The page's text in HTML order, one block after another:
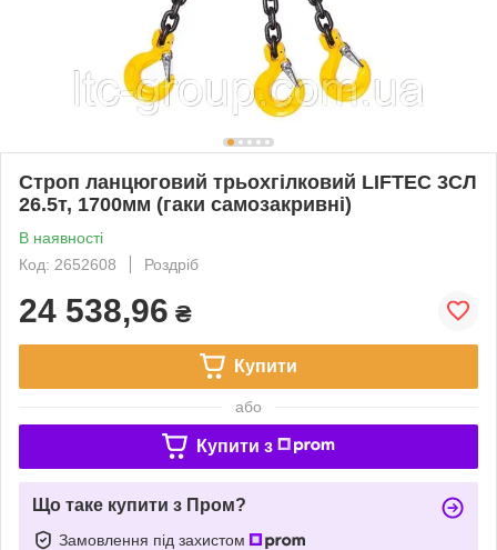
Строп ланцюговий трьохгілковий LIFTEC 3СЛ
26.5т, 1700мм (гаки самозакривні)
В наявності
Код: 2652608
Роздріб
24 538,96 ₴
Купити
або
Купити з
Що таке купити з Пром?
Замовлення під захистом